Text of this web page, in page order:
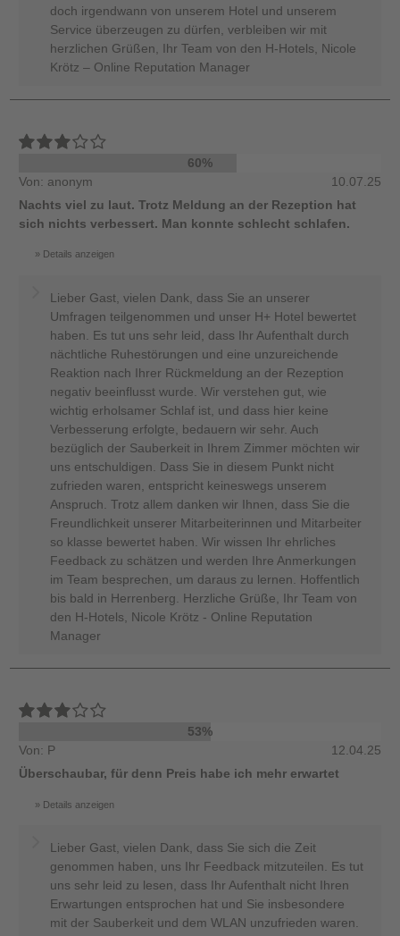
doch irgendwann von unserem Hotel und unserem
Service überzeugen zu dürfen, verbleiben wir mit
herzlichen Grüßen, Ihr Team von den H-Hotels, Nicole
Krötz – Online Reputation Manager
60%
Von: anonym
10.07.25
Nachts viel zu laut. Trotz Meldung an der Rezeption hat
sich nichts verbessert. Man konnte schlecht schlafen.
Details anzeigen
Lieber Gast, vielen Dank, dass Sie an unserer
Umfragen teilgenommen und unser H+ Hotel bewertet
haben. Es tut uns sehr leid, dass Ihr Aufenthalt durch
nächtliche Ruhestörungen und eine unzureichende
Reaktion nach Ihrer Rückmeldung an der Rezeption
negativ beeinflusst wurde. Wir verstehen gut, wie
wichtig erholsamer Schlaf ist, und dass hier keine
Verbesserung erfolgte, bedauern wir sehr. Auch
bezüglich der Sauberkeit in Ihrem Zimmer möchten wir
uns entschuldigen. Dass Sie in diesem Punkt nicht
zufrieden waren, entspricht keineswegs unserem
Anspruch. Trotz allem danken wir Ihnen, dass Sie die
Freundlichkeit unserer Mitarbeiterinnen und Mitarbeiter
so klasse bewertet haben. Wir wissen Ihr ehrliches
Feedback zu schätzen und werden Ihre Anmerkungen
im Team besprechen, um daraus zu lernen. Hoffentlich
bis bald in Herrenberg. Herzliche Grüße, Ihr Team von
den H-Hotels, Nicole Krötz - Online Reputation
Manager
53%
Von: P
12.04.25
Überschaubar, für denn Preis habe ich mehr erwartet
Details anzeigen
Lieber Gast, vielen Dank, dass Sie sich die Zeit
genommen haben, uns Ihr Feedback mitzuteilen. Es tut
uns sehr leid zu lesen, dass Ihr Aufenthalt nicht Ihren
Erwartungen entsprochen hat und Sie insbesondere
mit der Sauberkeit und dem WLAN unzufrieden waren.